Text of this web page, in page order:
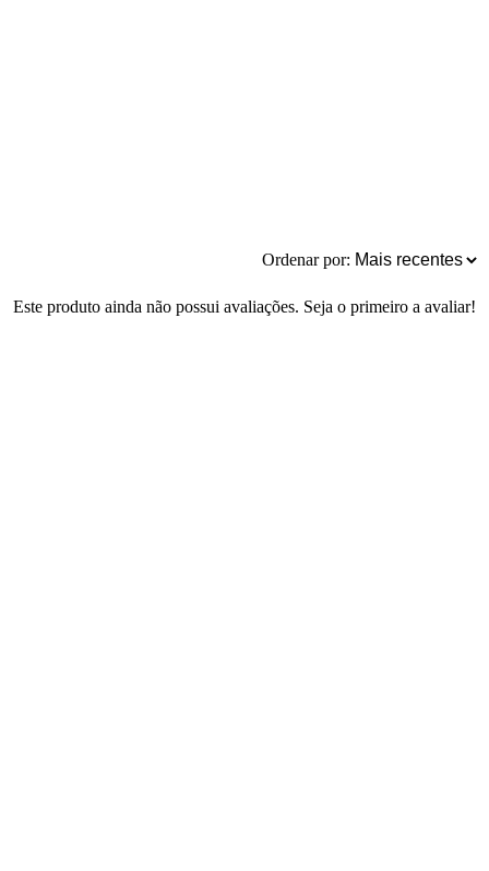
Ordenar por:
Este produto ainda não possui avaliações. Seja o primeiro a avaliar!